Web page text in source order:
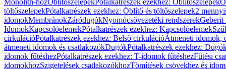
Monolith-hozÖblítőszelepekPótalkatrészek ezekhez: Öblítőszelepek
töltőszelepekPótalkatrészek ezekhez: Öblítő és töltőszelepek2
idomokMembránokZáródugókNyomócsővezetéki rendszerekGeberit
IdomokKapcsolóelemekPótalkatrészek ezekhez: Kapcsolóelemek
cirkulációPótalkatrészek ezekhez: Belső cirkulációÁtmeneti idomok,
átmeneti idomok és csatlakozókDugókPótalkatrészek ezekhez:
idomok fűtéshezPótalkatrészek ezekhez: T-idomok fűtéshezFűtési
idomokhozSzigetelések csatlakozókhozTömítések csövekhez és